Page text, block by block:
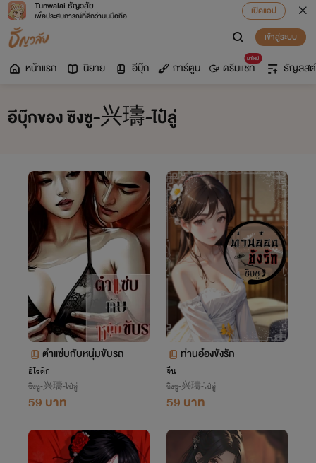
Tunwalai ธัญวลัย
เพื่อประสบการณ์ที่ดีกว่าบนมือถือ
เปิดแอป
เข้าสู่ระบบ
หน้าแรก นิยาย อีบุ๊ก การ์ตูน
มาใหม่
ดรีมแชท ธัญลิสต์
อีบุ๊กของ ซิงซู-兴璹-ไป๋ลู่
ตำแซ่บกับหนุ่มขับรถ
อีโรติก
ซิงซู-兴璹-ไป๋ลู่
59 บาท
ท่านอ๋องขังรัก
จีน
ซิงซู-兴璹-ไป๋ลู่
59 บาท